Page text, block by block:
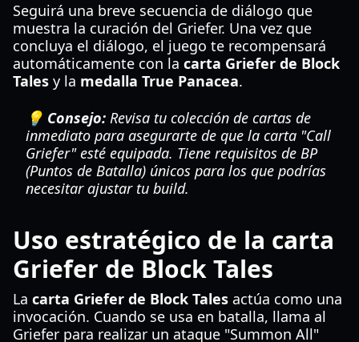
Seguirá una breve secuencia de diálogo que
muestra la curación del Griefer. Una vez que
concluya el diálogo, el juego te recompensará
automáticamente con la carta Griefer de Block
Tales y la medalla True Panacea.
💡 Consejo: Revisa tu colección de cartas de
inmediato para asegurarte de que la carta "Call
Griefer" esté equipada. Tiene requisitos de BP
(Puntos de Batalla) únicos para los que podrías
necesitar ajustar tu build.
Uso estratégico de la carta
Griefer de Block Tales
La carta Griefer de Block Tales actúa como una
invocación. Cuando se usa en batalla, llama al
Griefer para realizar un ataque "Summon All"